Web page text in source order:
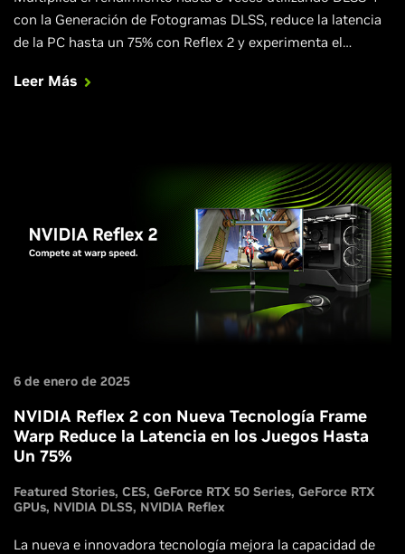
con la Generación de Fotogramas DLSS, reduce la latencia
de la PC hasta un 75% con Reflex 2 y experimenta el
Leer Más
6 de enero de 2025
NVIDIA Reflex 2 con Nueva Tecnología Frame
Warp Reduce la Latencia en los Juegos Hasta
Un 75%
Featured Stories CES GeForce RTX 50 Series GeForce RTX
GPUs NVIDIA DLSS NVIDIA Reflex
La nueva e innovadora tecnología mejora la capacidad de